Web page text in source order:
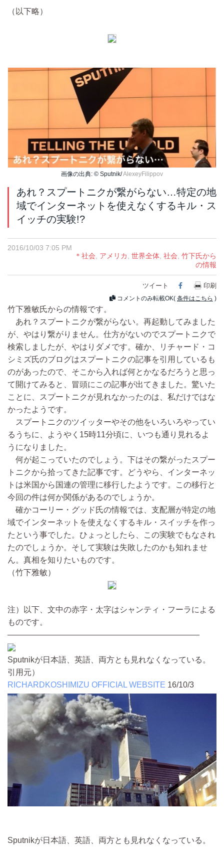
（以下略）
画像の出典: © Sputnik/AlexeyFilippov
あれ？スプートニクが繋がらない…特定の地
域でインターネットを使えなくするキル・ス
イッチの実験!?
2016/10/03 7:05 PM
＊社会
アメリカ 世界全体 社会 竹下氏から
の情報
ツイート Facebook
印刷
コメントのみ転載OK( 条件はこちら )
竹下雅敏氏からの情報です。
あれ？スプートニクが繋がらない。再起動してみました
が、やはり繋がりません。仕方がないのでスプートニクで
検索しましたが、やはりダメです。確か、リチャード・コ
シミズ氏のブログはスプートニクの記事を引用しているも
のがあったので、そこから入れば何とかなるだろうと思っ
て開けてみると、冒頭にこの記事が出てきました。驚いた
ことに、スプートニクが見れなかったのは、私だけではな
かったようです。
スプートニクのツイッターやその他をいろいろやってい
るうちに、ようやく15時11分頃に、いつも通り見れるよ
うになりました。
何が起こっていたのでしょう。下はその繋がったスプー
トニクから拾ってきた記事です。どうやら、インターネッ
トは米国から国連の管理に移行したようです。この移行と
今回の件は何か関係があるのでしょうか。
確かコーリー・グッド氏の情報では、支配層が特定の地
域でインターネットを使えなくするキル・スイッチを作っ
たという事でした。ひょっとしたら、この実験でもなされ
たのでしょうか。そして実験は失敗したのかも知れませ
ん。真相を知りたいものです。
（竹下雅敏）
注）以下、文中の赤字・太字はシャンティ・フーラによる
ものです。
――――――――――――――――――――――――
Sputnikが日本語、英語、両方とも見れなくなっている。
引用元）
RICHARDKOSHIMIZU OFFICIAL WEBSITE 16/10/3
Sputnikが日本語、英語、両方とも見れなくなっている。